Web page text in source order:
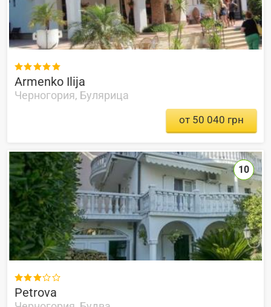

Armenko Ilija
Черногория, Булярица
от 50 040 грн

Petrova
10